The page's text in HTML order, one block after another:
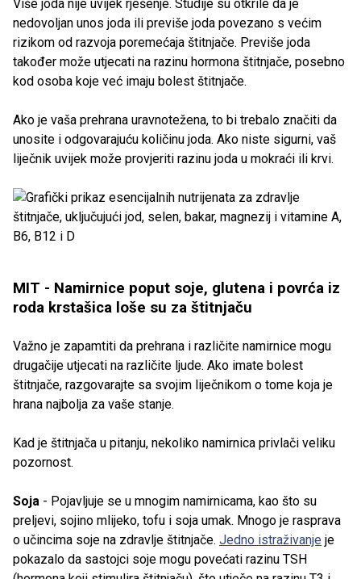
Više joda nije uvijek rješenje. Studije su otkrile da je
nedovoljan unos joda ili previše joda povezano s većim
rizikom od razvoja poremećaja štitnjače. Previše joda
također može utjecati na razinu hormona štitnjače, posebno
kod osoba koje već imaju bolest štitnjače.
Ako je vaša prehrana uravnotežena, to bi trebalo značiti da
unosite i odgovarajuću količinu joda. Ako niste sigurni, vaš
liječnik uvijek može provjeriti razinu joda u mokraći ili krvi.
MIT - Namirnice poput soje, glutena i povrća iz
roda krstašica loše su za štitnjaču
Važno je zapamtiti da prehrana i različite namirnice mogu
drugačije utjecati na različite ljude. Ako imate bolest
štitnjače, razgovarajte sa svojim liječnikom o tome koja je
hrana najbolja za vaše stanje.
Kad je štitnjača u pitanju, nekoliko namirnica privlači veliku
pozornost.
Soja - Pojavljuje se u mnogim namirnicama, kao što su
preljevi, sojino mlijeko, tofu i soja umak. Mnogo je rasprava
o učincima soje na zdravlje štitnjače. Jedno istraživanje je
pokazalo da sastojci soje mogu povećati razinu TSH